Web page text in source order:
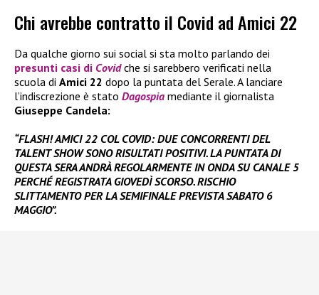
Chi avrebbe contratto il Covid ad Amici 22
Da qualche giorno sui social si sta molto parlando dei
presunti casi di Covidche si sarebbero verificati nella
scuola di Amici 22 dopo la puntata del Serale. A lanciare
l’indiscrezione è stato Dagospia mediante il giornalista
Giuseppe Candela:
“FLASH! AMICI 22 COL COVID: DUE CONCORRENTI DEL
TALENT SHOW SONO RISULTATI POSITIVI. LA PUNTATA DI
QUESTA SERA ANDRÀ REGOLARMENTE IN ONDA SU CANALE 5
PERCHÉ REGISTRATA GIOVEDÌ SCORSO. RISCHIO
SLITTAMENTO PER LA SEMIFINALE PREVISTA SABATO 6
MAGGIO”.